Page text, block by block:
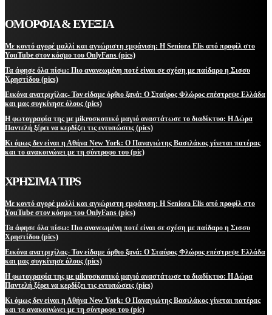
ΟΜΟΡΦΙΑ & ΕΥΕΞΙΑ
Με κοντό αγορέ μαλλί και αγνώριστη εμφάνιση: Η Seniora Elis από προφίλ στο
YouTube στον κόσμο του OnlyFans (pics)
Τα άφησε όλα πίσω: Πιο ανανεωμένη ποτέ είναι σε σχέση με παίδαρο η Σισσυ
Χρηστίδου (pics)
Εικόνα ανατριχίλας- Τον είδαμε όρθιο ξανά: Ο Σταύρος Φλώρος επέστρεψε Ελλάδα
και μας συγκίνησε όλους (pics)
Η φωτογραφία της με μikroσκοπικό μαγιό αναστάτωσε το διαδίκτυο: Η Δώρα
Παντελή ξέρει να κερδίζει τις εντυπώσεις (pics)
Κι όμως δεν είναι η Αθήνα New York: Ο Παναγιώτης Βασιλάκος γίνεται πατέρας
και το ανακοινώνει με τη σύντροφο του (pic)
ΧΡΗΣΙΜΑ TIPS
Με κοντό αγορέ μαλλί και αγνώριστη εμφάνιση: Η Seniora Elis από προφίλ στο
YouTube στον κόσμο του OnlyFans (pics)
Τα άφησε όλα πίσω: Πιο ανανεωμένη ποτέ είναι σε σχέση με παίδαρο η Σισσυ
Χρηστίδου (pics)
Εικόνα ανατριχίλας- Τον είδαμε όρθιο ξανά: Ο Σταύρος Φλώρος επέστρεψε Ελλάδα
και μας συγκίνησε όλους (pics)
Η φωτογραφία της με μikroσκοπικό μαγιό αναστάτωσε το διαδίκτυο: Η Δώρα
Παντελή ξέρει να κερδίζει τις εντυπώσεις (pics)
Κι όμως δεν είναι η Αθήνα New York: Ο Παναγιώτης Βασιλάκος γίνεται πατέρας
και το ανακοινώνει με τη σύντροφο του (pic)